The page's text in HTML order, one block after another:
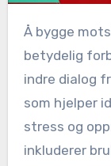
Å bygge motstandskraft gjennom selvprat kan
betydelig
indre dialog
som hjelper
stress og
inkluderer